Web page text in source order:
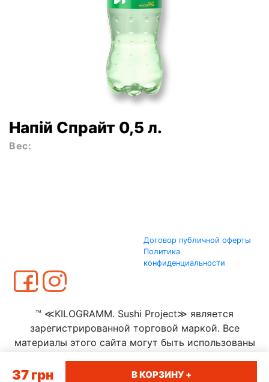
Напій Спрайт 0,5 л.
Вес:
37грн В КОРЗИНУ +
Договор публичной оферты
Политика
конфиденциальности
™ ≪KILOGRAMM. Sushi Project≫ является
зарегистрированной торговой маркой. Все
материалы этого сайта могут быть использованы
Сумы | Полтава | Житомир | Запорожье